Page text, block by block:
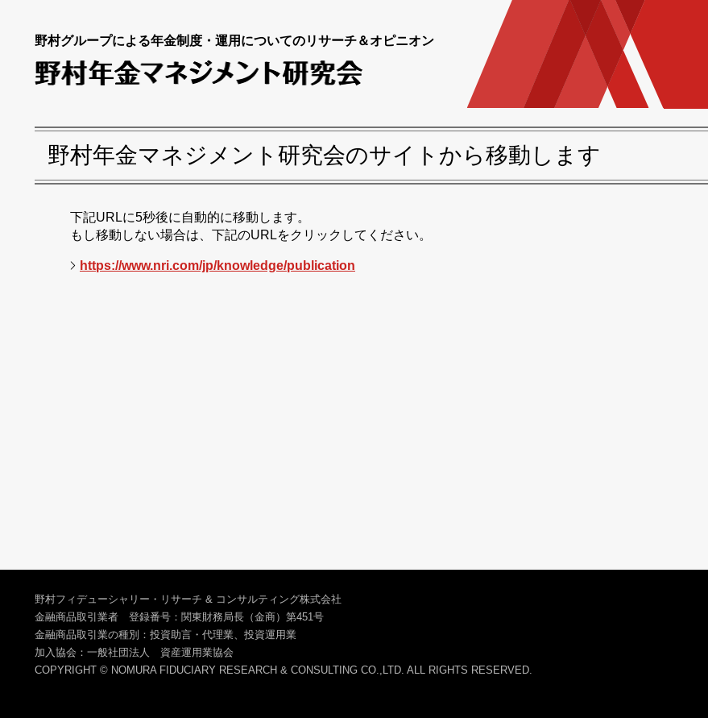
野村グループによる年金制度・運用についてのリサーチ＆オピニオン
野村年金マネジメント研究会のサイトから移動します
下記URLに5秒後に自動的に移動します。
もし移動しない場合は、下記のURLをクリックしてください。
https://www.nri.com/jp/knowledge/publication
野村フィデューシャリー・リサーチ & コンサルティング株式会社
金融商品取引業者 登録番号：関東財務局長（金商）第451号
金融商品取引業の種別：投資助言・代理業、投資運用業
加入協会：一般社団法人 資産運用業協会
COPYRIGHT © NOMURA FIDUCIARY RESEARCH & CONSULTING CO.,LTD. ALL RIGHTS RESERVED.